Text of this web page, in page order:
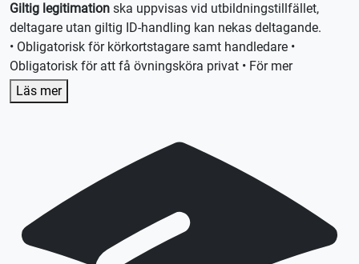
Giltig legitimation ska uppvisas vid utbildningstillfället,
deltagare utan giltig ID-handling kan nekas deltagande.
• Obligatorisk för körkortstagare samt handledare •
Obligatorisk för att få övningsköra privat • För mer
information besök Transportstyrelsen.se / körkort /
Handledare.
kursstart. Priset är per person.
Finner du inte en tid som passar dig här, vänligen se våra
andra trafikskolors tillgängliga tider.
Läs mer